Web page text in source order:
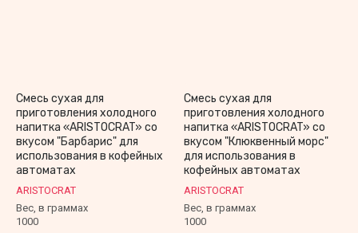
Смесь сухая для
приготовления холодного
напитка «ARISTOCRAT» со
вкусом "Барбарис" для
использования в кофейных
автоматах
ARISTOCRAT
Вес, в граммах
1000
Смесь сухая для
приготовления холодного
напитка «ARISTOCRAT» со
вкусом "Клюквенный морс"
для использования в
кофейных автоматах
ARISTOCRAT
Вес, в граммах
1000